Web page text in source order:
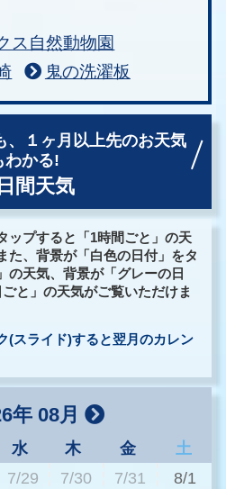
ス自然動物園
鬼の洗濯板
１ヶ月以上先のお天気
わかる!
間天気
ップすると「1時間ごと」の天
た、背景が「白色の日付」をタ
の天気、背景が「グレーの日
と」の天気がご覧いただけま
(スライド)すると翌月のカレン
年 08月
水 木 金
土
7/29 7/30 7/31 8/1